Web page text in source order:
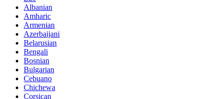
Albanian
Amharic
Armenian
Azerbaijani
Belarusian
Bengali
Bosnian
Bulgarian
Cebuano
Chichewa
Corsican